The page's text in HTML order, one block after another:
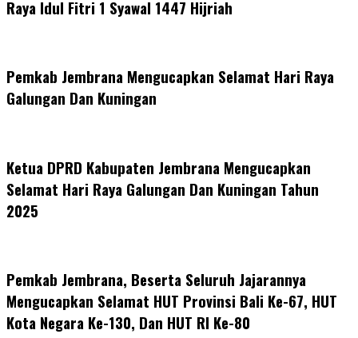
Raya Idul Fitri 1 Syawal 1447 Hijriah
Pemkab Jembrana Mengucapkan Selamat Hari Raya
Galungan Dan Kuningan
Ketua DPRD Kabupaten Jembrana Mengucapkan
Selamat Hari Raya Galungan Dan Kuningan Tahun
2025
Pemkab Jembrana, Beserta Seluruh Jajarannya
Mengucapkan Selamat HUT Provinsi Bali Ke-67, HUT
Kota Negara Ke-130, Dan HUT RI Ke-80